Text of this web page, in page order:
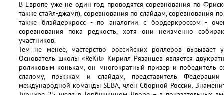
В Европе уже не один год проводятся соревнования по
также стайл-джамп), соревнования по слайдам, соревнования
также блэйдеркросс - по аналогии с бордеркроссом -
соревнования пока редкость, хотя они неизменно
участников.
Тем не менее, мастерство российских роллеров
Основатель школы «ReKil» Кирилл Рязанцев является
роликовым конькам, он многократный призер и победитель
слалому, прыжкам и слайдам, представитель
международной команды SEBA, член Сборной России.